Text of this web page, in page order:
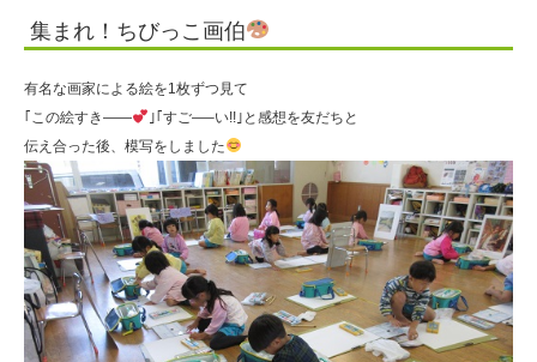
集まれ！ちびっこ画伯
有名な画家による絵を1枚ずつ見て
｢この絵すき——
｣｢すご—–い!!｣と感想を友だちと
伝え合った後、模写をしました